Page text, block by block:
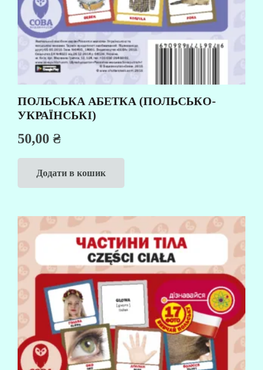
ПОЛЬСЬКА АБЕТКА (ПОЛЬСЬКО-
УКРАЇНСЬКІ)
50,00 ₴
Додати в кошик